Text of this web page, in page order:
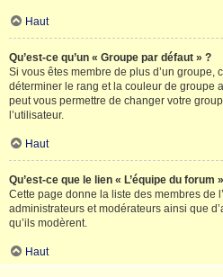
Haut
Qu’est-ce qu’un « Groupe par défaut » ?
Si vous êtes membre de plus d’un groupe,
déterminer le rang et la couleur de groupe
peut vous permettre de changer votre
l’utilisateur.
Haut
Qu’est-ce que le lien « L’équipe du forum
Cette page donne la liste des membres de
administrateurs et modérateurs ainsi que
qu’ils modèrent.
Haut